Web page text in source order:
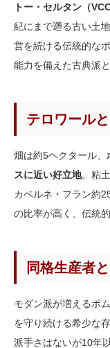
トー・セルタン（
紀にまで遡る古い土地
営を続ける伝統的な
能力を備えた古典派
テロワール
畑は約5ヘクタール、
スに近い好立地。粘
カベルネ・フラン約
の比率が高く、伝統
同格生産者
モダン派が増えるポ
を守り続ける希少な
派手さはないが10年